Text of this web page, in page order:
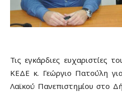
Τις εγκάρδιες ευχαριστίες
ΚΕΔΕ κ. Γεώργιο Πατούλη
Λαϊκού Πανεπιστημίου στο